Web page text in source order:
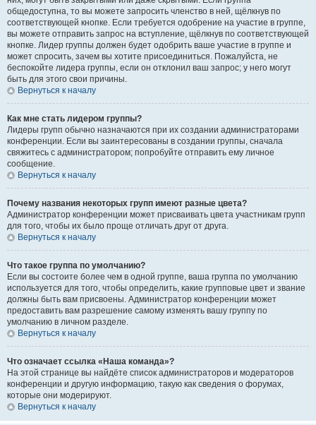
общедоступна, то вы можете запросить членство в ней, щёлкнув по
соответствующей кнопке. Если требуется одобрение на участие в группе,
вы можете отправить запрос на вступление, щёлкнув по соответствующей
кнопке. Лидер группы должен будет одобрить ваше участие в группе и
может спросить, зачем вы хотите присоединиться. Пожалуйста, не
беспокойте лидера группы, если он отклонил ваш запрос; у него могут
быть для этого свои причины.
Вернуться к началу
Как мне стать лидером группы?
Лидеры групп обычно назначаются при их создании администраторами
конференции. Если вы заинтересованы в создании группы, сначала
свяжитесь с администратором; попробуйте отправить ему личное
сообщение.
Вернуться к началу
Почему названия некоторых групп имеют разные цвета?
Администратор конференции может присваивать цвета участникам групп
для того, чтобы их было проще отличать друг от друга.
Вернуться к началу
Что такое группа по умолчанию?
Если вы состоите более чем в одной группе, ваша группа по умолчанию
используется для того, чтобы определить, какие групповые цвет и звание
должны быть вам присвоены. Администратор конференции может
предоставить вам разрешение самому изменять вашу группу по
умолчанию в личном разделе.
Вернуться к началу
Что означает ссылка «Наша команда»?
На этой странице вы найдёте список администраторов и модераторов
конференции и другую информацию, такую как сведения о форумах,
которые они модерируют.
Вернуться к началу